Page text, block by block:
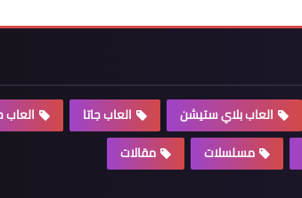
العاب بلاي ستيشن العاب جاتا
مسلسلات مقالات